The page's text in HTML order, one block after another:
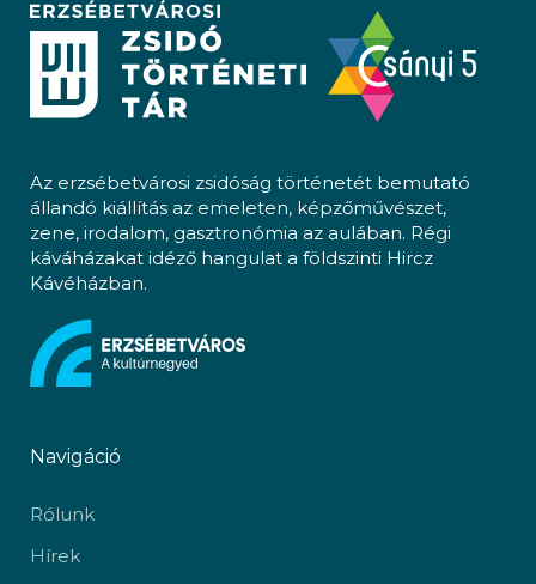
Az erzsébetvárosi zsidóság történetét bemutató
állandó kiállítás az emeleten, képzőművészet,
zene, irodalom, gasztronómia az aulában. Régi
káváházakat idéző hangulat a földszinti Hircz
Kávéházban.
Navigáció
Rólunk
Hírek